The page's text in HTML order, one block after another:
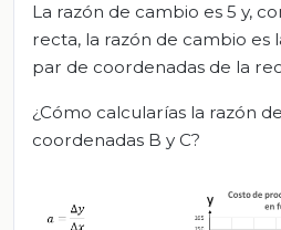
La razón de cambio es 5 y,
recta, la razón de cambio es
par de coordenadas de la
¿Cómo calcularías la razón
coordenadas B y C?